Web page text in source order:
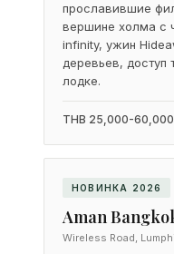
прославившие
вершине холма с
infinity, ужин
деревьев, доступ
лодке.
THB 25,000-60,000
НОВИНКА 2026
Aman
Wireless Road,